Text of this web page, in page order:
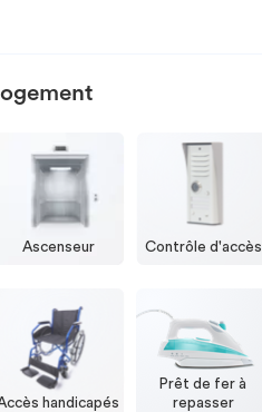
Ascenseur Contrôle d'accès
handicapés
Prêt de fer à
repasser